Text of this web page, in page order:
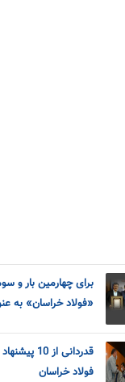
برای چهارمین بار و
«فولاد خراسان» به
قدردانی
فولاد خراسان